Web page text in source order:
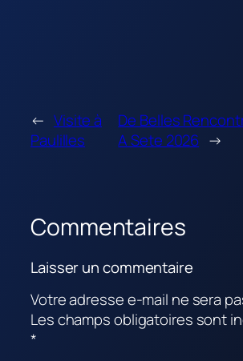
← Visite à
Paulilles
De Belles
A Sete 2026 →
Commentaires
Laisser un commentaire
Votre adresse e-mail ne sera
Les champs obligatoires sont
*